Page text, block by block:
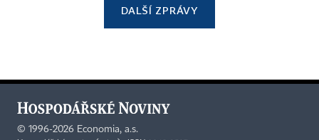
DALŠÍ ZPRÁVY
© 1996-2026 Economia, a.s.